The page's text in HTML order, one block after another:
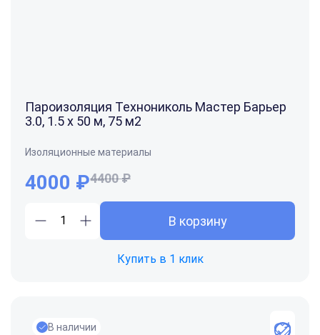
Пароизоляция Технониколь Мастер Барьер
3.0, 1.5 x 50 м, 75 м2
Изоляционные материалы
4000 ₽4400 ₽
В корзину
Купить в 1 клик
В наличии